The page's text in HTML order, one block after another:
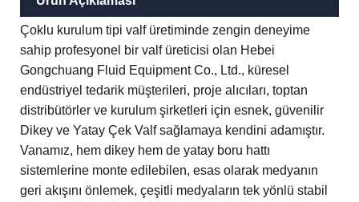
Çoklu kurulum tipi valf üretiminde zengin deneyime
sahip profesyonel bir valf üreticisi olan Hebei
Gongchuang Fluid Equipment Co., Ltd., küresel
endüstriyel tedarik müşterileri, proje alıcıları, toptan
distribütörler ve kurulum şirketleri için esnek, güvenilir
Dikey ve Yatay Çek Valf sağlamaya kendini adamıştır.
Vanamız, hem dikey hem de yatay boru hattı
sistemlerine monte edilebilen, esas olarak medyanın
geri akışını önlemek, çeşitli medyaların tek yönlü stabil